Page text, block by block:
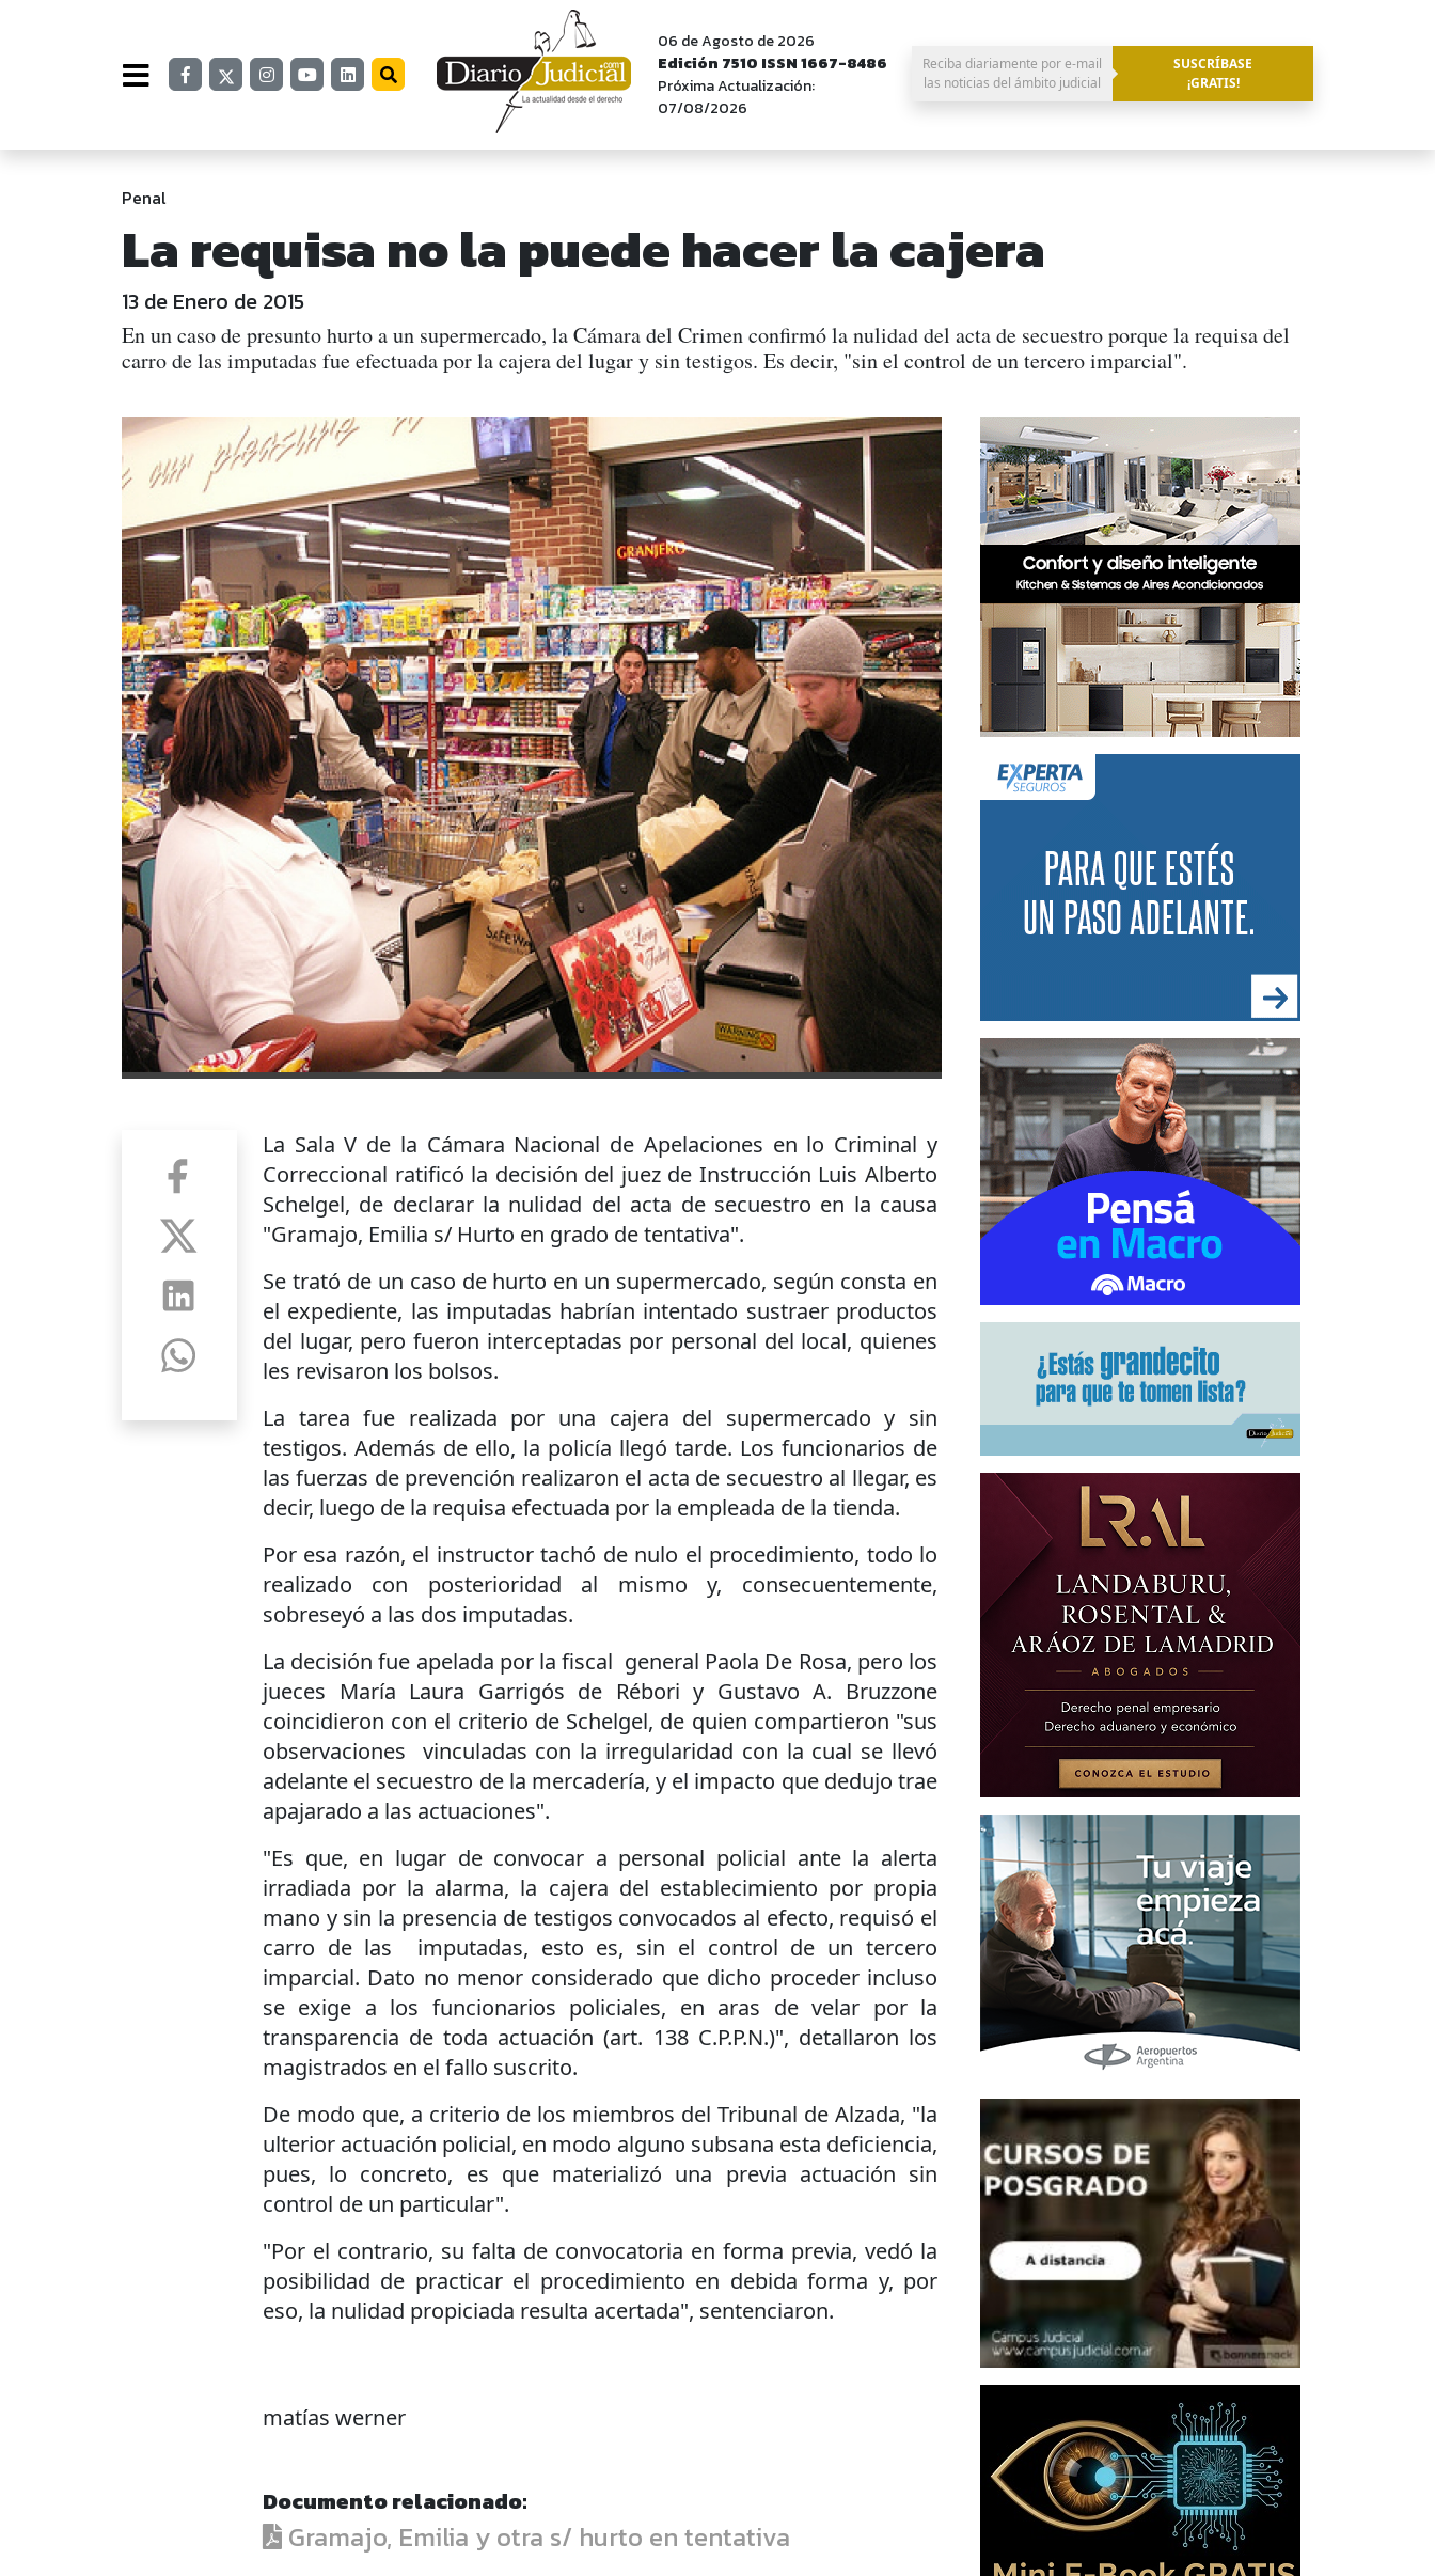
06 de Agosto de 2026
Edición 7510 ISSN 1667-8486
Próxima Actualización:
07/08/2026
Reciba diariamente por e-mail
las noticias del ámbito judicial
SUSCRÍBASE
¡GRATIS!
Penal
La requisa no la puede hacer la cajera
13 de Enero de 2015
En un caso de presunto hurto a un supermercado, la Cámara del Crimen confirmó la nulidad del acta de secuestro porque la requisa del
carro de las imputadas fue efectuada por la cajera del lugar y sin testigos. Es decir, "sin el control de un tercero imparcial".
La Sala V de la Cámara Nacional de Apelaciones en lo Criminal y
Correccional ratificó la decisión del juez de Instrucción Luis Alberto
Schelgel, de declarar la nulidad del acta de secuestro en la causa
"Gramajo, Emilia s/ Hurto en grado de tentativa".
Se trató de un caso de hurto en un supermercado, según consta en
el expediente, las imputadas habrían intentado sustraer productos
del lugar, pero fueron interceptadas por personal del local, quienes
les revisaron los bolsos.
La tarea fue realizada por una cajera del supermercado y sin
testigos. Además de ello, la policía llegó tarde. Los funcionarios de
las fuerzas de prevención realizaron el acta de secuestro al llegar, es
decir, luego de la requisa efectuada por la empleada de la tienda.
Por esa razón, el instructor tachó de nulo el procedimiento, todo lo
realizado con posterioridad al mismo y, consecuentemente,
sobreseyó a las dos imputadas.
La decisión fue apelada por la fiscal general Paola De Rosa, pero los
jueces María Laura Garrigós de Rébori y Gustavo A. Bruzzone
coincidieron con el criterio de Schelgel, de quien compartieron "sus
observaciones vinculadas con la irregularidad con la cual se llevó
adelante el secuestro de la mercadería, y el impacto que dedujo trae
apajarado a las actuaciones".
"Es que, en lugar de convocar a personal policial ante la alerta
irradiada por la alarma, la cajera del establecimiento por propia
mano y sin la presencia de testigos convocados al efecto, requisó el
carro de las imputadas, esto es, sin el control de un tercero
imparcial. Dato no menor considerado que dicho proceder incluso
se exige a los funcionarios policiales, en aras de velar por la
transparencia de toda actuación (art. 138 C.P.P.N.)", detallaron los
magistrados en el fallo suscrito.
De modo que, a criterio de los miembros del Tribunal de Alzada, "la
ulterior actuación policial, en modo alguno subsana esta deficiencia,
pues, lo concreto, es que materializó una previa actuación sin
control de un particular".
"Por el contrario, su falta de convocatoria en forma previa, vedó la
posibilidad de practicar el procedimiento en debida forma y, por
eso, la nulidad propiciada resulta acertada", sentenciaron.
matías werner
Documento relacionado:
Gramajo, Emilia y otra s/ hurto en tentativa